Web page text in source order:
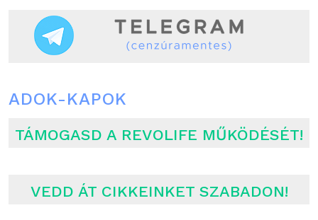
ADOK-KAPOK
TÁMOGASD A REVOLIFE MŰKÖDÉSÉT!
VEDD ÁT CIKKEINKET SZABADON!